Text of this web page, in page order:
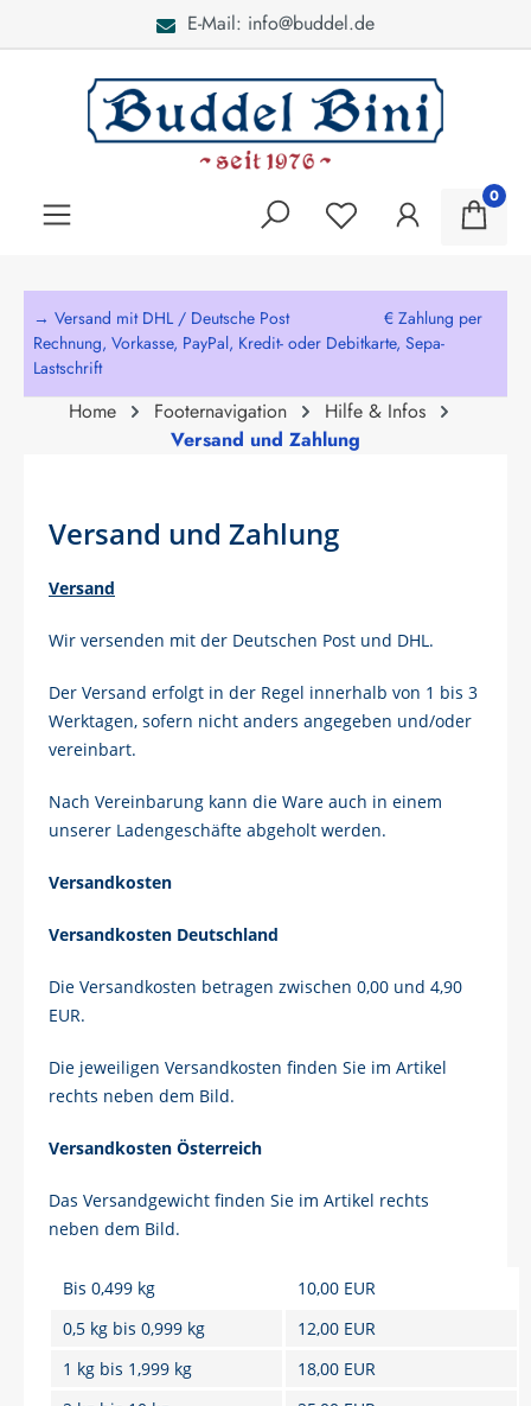
E-Mail: info@buddel.de
0
→ Versand mit DHL / Deutsche Post € Zahlung per
Rechnung, Vorkasse, PayPal, Kredit- oder Debitkarte, Sepa-
Lastschrift
Home Footernavigation
Hilfe & Infos
Versand und Zahlung
Versand und Zahlung
Versand
Wir versenden mit der Deutschen Post und DHL.
Der Versand erfolgt in der Regel innerhalb von 1 bis 3
Werktagen, sofern nicht anders angegeben und/oder
vereinbart.
Nach Vereinbarung kann die Ware auch in einem
unserer Ladengeschäfte abgeholt werden.
Versandkosten
Versandkosten Deutschland
Die Versandkosten betragen zwischen 0,00 und 4,90
EUR.
Die jeweiligen Versandkosten finden Sie im Artikel
rechts neben dem Bild.
Versandkosten Österreich
Das Versandgewicht finden Sie im Artikel rechts
neben dem Bild.
Bis 0,499 kg
10,00 EUR
0,5 kg bis 0,999 kg
12,00 EUR
1 kg bis 1,999 kg
18,00 EUR